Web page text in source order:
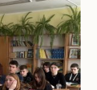
наукових
витрати
і
не
зайве»